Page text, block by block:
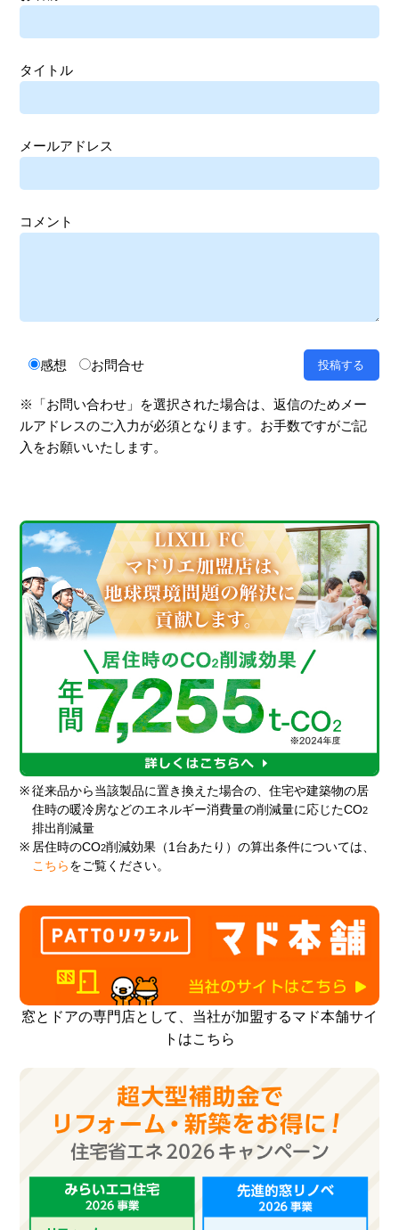
タイトル
メールアドレス
コメント
感想 お問合せ
※「お問い合わせ」を選択された場合は、返信のためメー
ルアドレスのご入力が必須となります。お手数ですがご記
入をお願いいたします。
※ 従来品から当該製品に置き換えた場合の、住宅や建築物の居
住時の暖冷房などのエネルギー消費量の削減量に応じたCO2
排出削減量
※ 居住時のCO2削減効果（1台あたり）の算出条件については、
こちら をご覧ください。
窓とドアの専門店として、当社が加盟するマド本舗サイ
トはこちら